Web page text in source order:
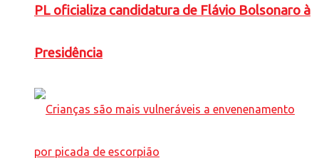
PL oficializa candidatura de Flávio Bolsonaro à
Presidência